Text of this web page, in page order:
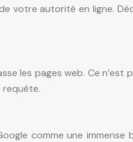
votre autorité en ligne.
les pages web. Ce n’est
requête.
comme une immense